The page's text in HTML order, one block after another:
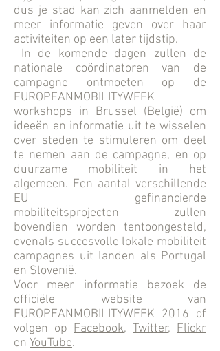
dus je stad kan zich aanmelden en
meer informatie geven over haar
activiteiten op een later tijdstip.
In de komende dagen zullen de
nationale coördinatoren van de
campagne ontmoeten op de
EUROPEANMOBILITYWEEK
workshops in Brussel (België) om
ideeën en informatie uit te wisselen
over steden te stimuleren om deel
te nemen aan de campagne, en op
duurzame mobiliteit in het
algemeen. Een aantal verschillende
EU gefinancierde
mobiliteitsprojecten zullen
bovendien worden tentoongesteld,
evenals succesvolle lokale mobiliteit
campagnes uit landen als Portugal
en Slovenië.
Voor meer informatie bezoek de
officiële website van
EUROPEANMOBILITYWEEK 2016 of
volgen op Facebook, Twitter, Flickr
en YouTube.